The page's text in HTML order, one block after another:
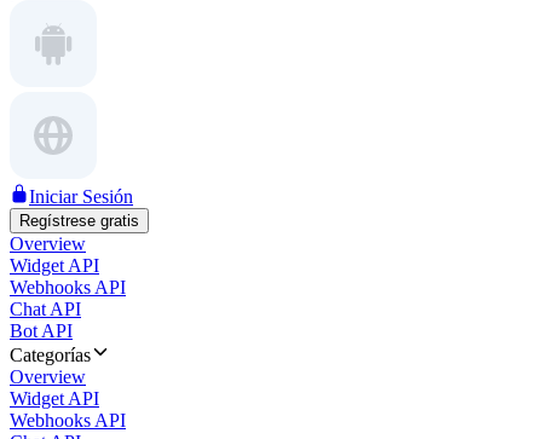
Iniciar Sesión
Regístrese gratis
Overview
Widget API
Webhooks API
Chat API
Bot API
Categorías
Overview
Widget API
Webhooks API